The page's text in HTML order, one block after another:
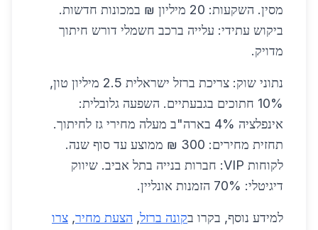
מסין. השקעות: 20 מיליון ₪ במכונות חדשות.
ביקוש עתידי: עלייה ברכב חשמלי דורש חיתוך
מדויק.
נתוני שוק: צריכת ברזל ישראלית 2.5 מיליון טון,
10% חתוכים בגבעתיים. השפעה גלובלית:
אינפלציה 4% בארה"ב מעלה מחירי גז לחיתוך.
תחזית מחירים: 300 ₪ ממוצע עד סוף שנה.
לקוחות VIP: חברות בנייה בתל אביב. שיווק
דיגיטלי: 70% הזמנות אונליין.
למידע נוסף, בקרו בקונה ברזל, הצעת מחיר, צרו